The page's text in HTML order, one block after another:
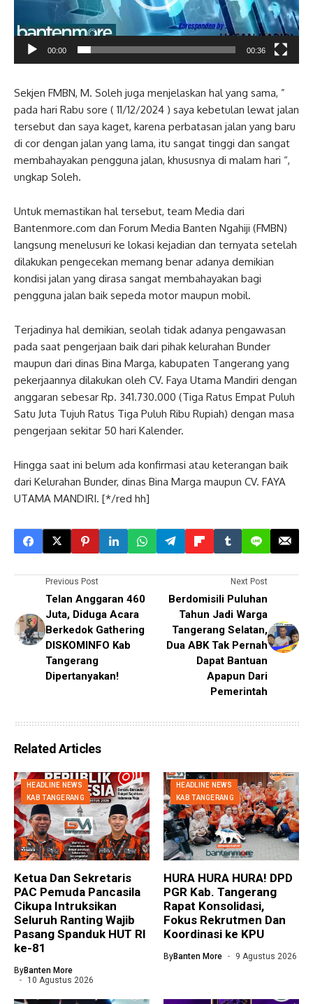
00:00 00:36
Sekjen FMBN, M. Soleh juga menjelaskan hal yang sama, ”
pada hari Rabu sore ( 11/12/2024 ) saya kebetulan lewat jalan
tersebut dan saya kaget, karena perbatasan jalan yang baru
di cor dengan jalan yang lama, itu sangat tinggi dan sangat
membahayakan pengguna jalan, khususnya di malam hari “,
ungkap Soleh.
Untuk memastikan hal tersebut, team Media dari
Bantenmore.com dan Forum Media Banten Ngahiji (FMBN)
langsung menelusuri ke lokasi kejadian dan ternyata setelah
dilakukan pengecekan memang benar adanya demikian
kondisi jalan yang dirasa sangat membahayakan bagi
pengguna jalan baik sepeda motor maupun mobil.
Terjadinya hal demikian, seolah tidak adanya pengawasan
pada saat pengerjaan baik dari pihak kelurahan Bunder
maupun dari dinas Bina Marga, kabupaten Tangerang yang
pekerjaannya dilakukan oleh CV. Faya Utama Mandiri dengan
anggaran sebesar Rp. 341.730.000 (Tiga Ratus Empat Puluh
Satu Juta Tujuh Ratus Tiga Puluh Ribu Rupiah) dengan masa
pengerjaan sekitar 50 hari Kalender.
Hingga saat ini belum ada konfirmasi atau keterangan baik
dari Kelurahan Bunder, dinas Bina Marga maupun CV. FAYA
UTAMA MANDIRI. [*/red hh]
Previous Post
Telan Anggaran 460
Juta, Diduga Acara
Berkedok Gathering
DISKOMINFO Kab
Tangerang
Dipertanyakan!
Next Post
Berdomisili Puluhan
Tahun Jadi Warga
Tangerang Selatan,
Dua ABK Tak Pernah
Dapat Bantuan
Apapun Dari
Pemerintah
Related Articles
HEADLINE NEWS
KAB TANGERANG
Ketua Dan Sekretaris
PAC Pemuda Pancasila
Cikupa Intruksikan
Seluruh Ranting Wajib
Pasang Spanduk HUT RI
ke-81
ByBanten More
10 Agustus 2026
HEADLINE NEWS
KAB TANGERANG
HURA HURA HURA! DPD
PGR Kab. Tangerang
Rapat Konsolidasi,
Fokus Rekrutmen Dan
Koordinasi ke KPU
ByBanten More 9 Agustus 2026